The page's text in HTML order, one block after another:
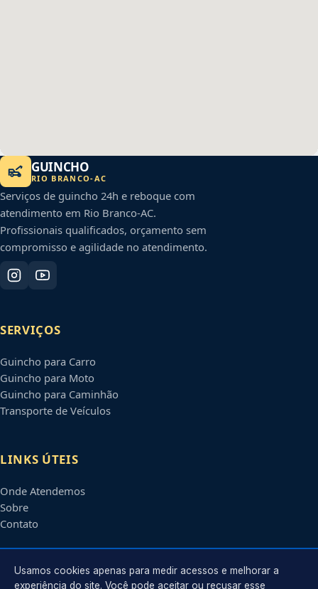
GUINCHO
RIO BRANCO-AC
Serviços de guincho 24h e reboque com
atendimento em Rio Branco-AC.
Profissionais qualificados, orçamento sem
compromisso e agilidade no atendimento.
SERVIÇOS
Guincho para Carro
Guincho para Moto
Guincho para Caminhão
Transporte de Veículos
LINKS ÚTEIS
Onde Atendemos
Sobre
Contato
CONTATO
Usamos cookies apenas para medir acessos e melhorar a
experiência do site. Você pode aceitar ou recusar esse